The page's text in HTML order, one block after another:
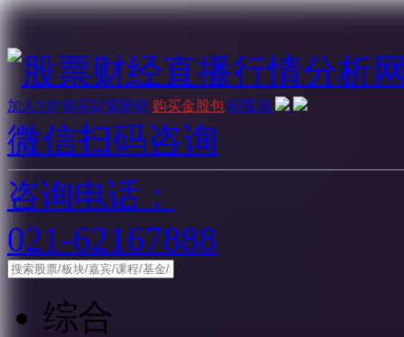
加入VIP 购买财富密钥 购买金股包 问客服
微信扫码咨询
咨询电话：
021-62167888
综合